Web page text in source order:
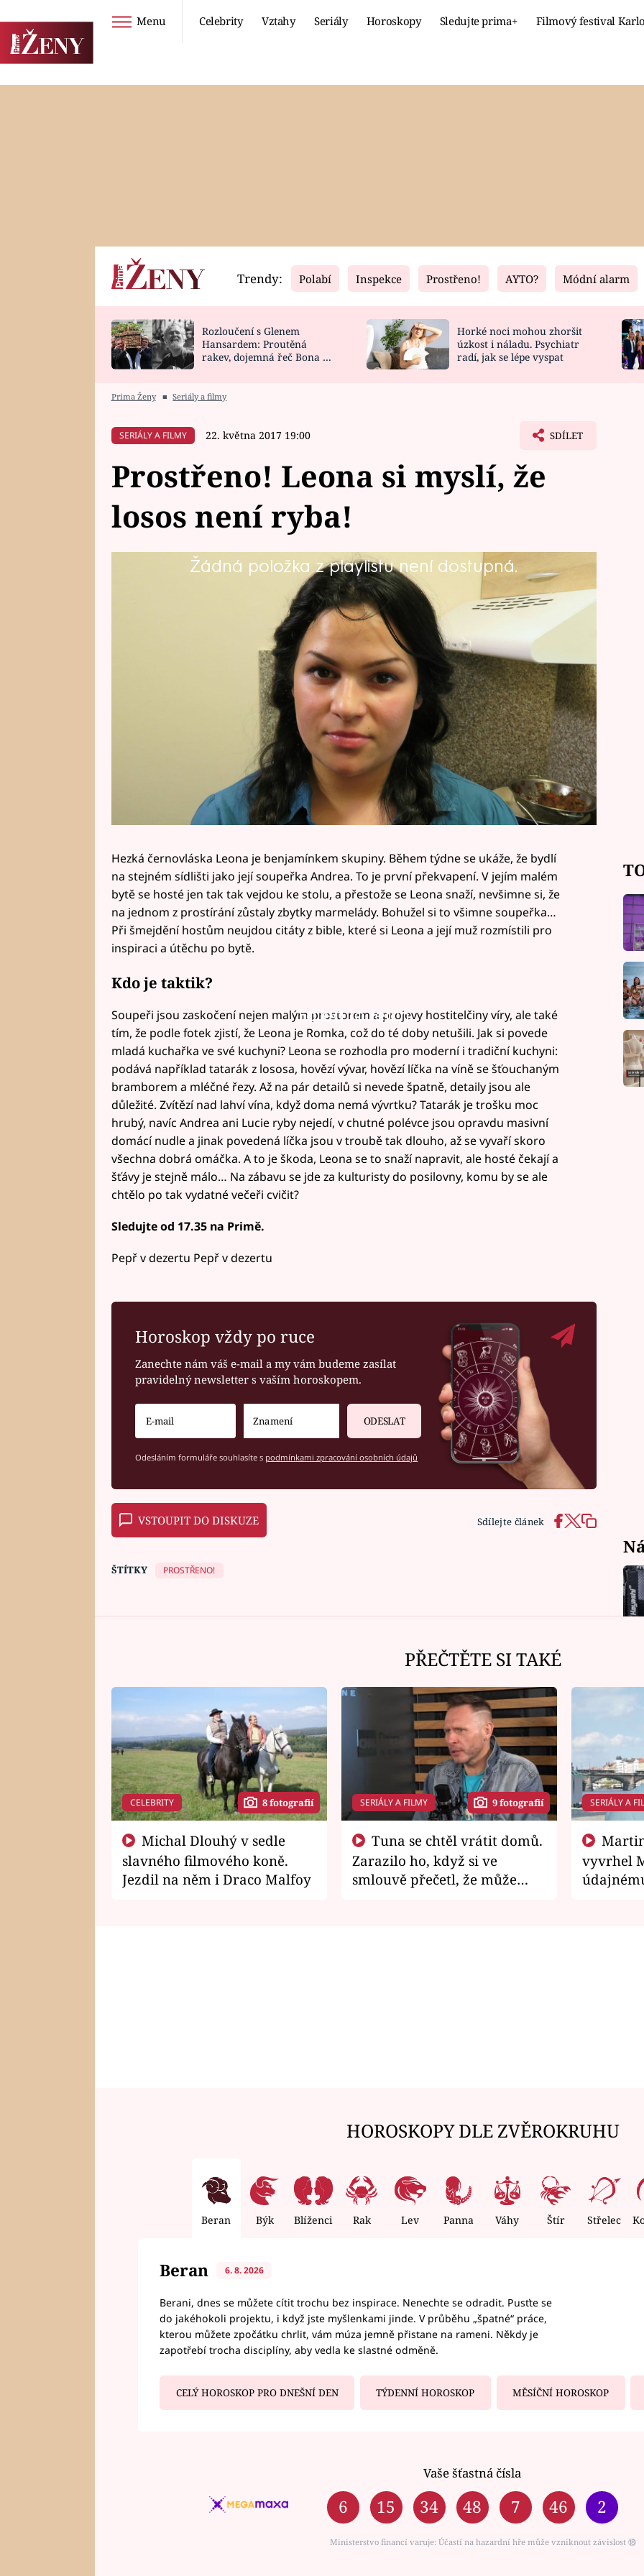
Menu Celebrity Vztahy Seriály Horoskopy Sledujte prima+ Filmový festival
Horoskopy
HOROSKOP NA
Video
CELEBRITY
VAŘENÍ
Fresh
NOVINKY
VIDEORECEPTY
Living
ZAHRADA
DESIGN
Trendy: Polabí Inspekce Prostřeno! AYTO? Módní alarm
Rozloučení s Glenem
Hansardem: Proutěná
rakev, dojemná řeč Bona a
Horké noci mohou zhoršit
úzkost i náladu. Psychiatr
radí, jak se lépe vyspat
Prima Ženy ■ Seriály a filmy
SERIÁLY A FILMY 22. května 2017 19:00 SDÍLET
Prostřeno! Leona si myslí, že
losos není ryba!
Žádná položka z playlistu není dostupná.
Mladá Leona (18) je už vdaná, a to není jediné překvapení pro
Hezká černovláska Leona je benjamínkem skupiny. Během týdne se ukáže, že bydlí
na stejném sídlišti jako její soupeřka Andrea. To je první překvapení. V jejím malém
bytě se hosté jen tak tak vejdou ke stolu, a přestože se Leona snaží, nevšimne si, že
na jednom z prostírání zůstaly zbytky marmelády. Bohužel si to všimne soupeřka…
Při šmejdění hostům neujdou citáty z bible, které si Leona a její muž rozmístili pro
inspiraci a útěchu po bytě.
Kdo je taktik?
Failed to fetch
Soupeři jsou zaskočení nejen malým prostorem a projevy hostitelčiny víry, ale také
tím, že podle fotek zjistí, že Leona je Romka, což do té doby netušili. Jak si povede
mladá kuchařka ve své kuchyni? Leona se rozhodla pro moderní i tradiční kuchyni:
podává například tatarák z lososa, hovězí vývar, hovězí líčka na víně se šťouchaným
bramborem a mléčné řezy. Až na pár detailů si nevede špatně, detaily jsou ale
důležité. Zvítězí nad lahví vína, když doma nemá vývrtku? Tatarák je trošku moc
hrubý, navíc Andrea ani Lucie ryby nejedí, v chutné polévce jsou opravdu masivní
domácí nudle a jinak povedená líčka jsou v troubě tak dlouho, až se vyvaří skoro
všechna dobrá omáčka. A to je škoda, Leona se to snaží napravit, ale hosté čekají a
šťávy je stejně málo… Na zábavu se jde za kulturisty do posilovny, komu by se ale
chtělo po tak vydatné večeři cvičit?
Sledujte od 17.35 na Primě.
Pepř v dezertu Pepř v dezertu
Horoskop vždy po ruce
Zanechte nám váš e-mail a my vám budeme zasílat
pravidelný newsletter s vaším horoskopem.
ODESLAT
Odesláním formuláře souhlasíte s podmínkami zpracování osobních údajů
VSTOUPIT DO DISKUZE Sdílejte článek
ŠTÍTKY PROSTŘENO!
PŘEČTĚTE SI TAKÉ
CELEBRITY 8 fotografií
slavného filmového koně.
Jezdil na něm i Draco Malfoy
SERIÁLY A FILMY 9 fotografií
Zarazilo ho, když si ve
smlouvě přečetl, že může
SERIÁLY A
vyvrhel
HOROSKOPY DLE ZVĚROKRUHU
Beran Býk Blíženci Rak Lev Panna Váhy Štír Střelec
Beran 6. 8. 2026
Berani, dnes se můžete cítit trochu bez inspirace. Nenechte se odradit. Pusťte se
do jakéhokoli projektu, i když jste myšlenkami jinde. V průběhu „špatné“ práce,
kterou můžete zpočátku chrlit, vám múza jemně přistane na rameni. Někdy je
zapotřebí trocha disciplíny, aby vedla ke slastné odměně.
CELÝ HOROSKOP PRO DNEŠNÍ DEN TÝDENNÍ HOROSKOP MĚSÍČNÍ HOROSKOP
Vaše šťastná čísla
6 15 34 48 7 46 2
Ministerstvo financí varuje: Účastí na hazardní hře může vzniknout závislost ⑱